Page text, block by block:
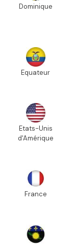
Dominique
Equateur
Etats-Unis
d'Amérique
France